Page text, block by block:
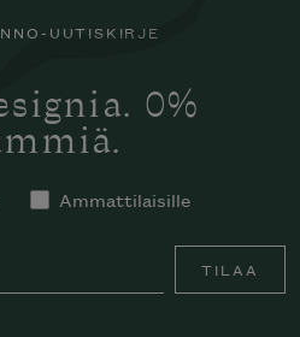
UUTISKIRJE
0%
Ammattilaisille
TILAA